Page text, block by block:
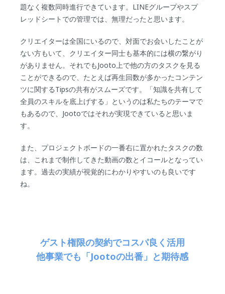
題なく複数同時進行できています。LINEグループやスプ
レッドシートでの管理では、無理だったと思います。
クリエイターは全国にいるので、対面でお会いしたことが
ない方もいて、クリエイター同士も基本的には横の繋がり
がありません。それでもJooto上で他の方のタスクを見る
ことができるので、たとえば再生回数が多かったコンテン
ツに関するTipsの共有がスムーズです。「知識を共有して
全員のスキルを底上げする」というのは私たちのテーマで
もあるので、Jootoではそれが実現できていると思いま
す。
また、プロジェクトボードの一番右に置かれたタスクの数
は、これまで制作してきた動画の数とイコールとなってい
ます。過去の実績が視覚的にわかりやすいのも良いです
ね。
ゲスト権限の契約でコスパ良く活用
他事業でも「Jootoの出番」と期待感